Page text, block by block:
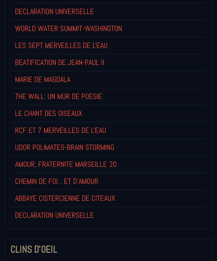
DECLARATION UNIVERSELLE
WORLD WATER SUMMIT-WASHINGTON
LES SEPT MERVEILLES DE L'EAU
BEATIFICATION DE JEAN-PAUL II
MARIE DE MAGDALA
THE WALL: UN MUR DE POESIE
LE CHANT DES OISEAUX
RCF ET 7 MERVEILLES DE L'EAU
UDOR POLIMATES-BRAIN STORMING
AMOUR, FRATERNITE MARSEILLE 20
CHEMIN DE FOI... ET D'AMOUR
ABBAYE CISTERCIENNE DE CITEAUX
DECLARATION UNIVERSELLE
CLINS D'OEIL